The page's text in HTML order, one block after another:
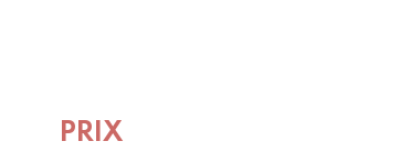
PRIX